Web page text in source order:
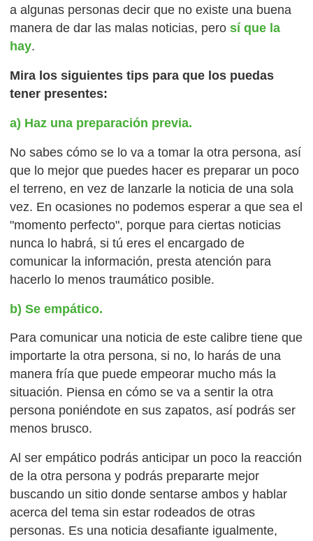
a algunas personas decir que no existe una buena
manera de dar las malas noticias, perosí que la
hay.
Mira los siguientes tips para que los puedas
tener presentes:
a) Haz una preparación previa.
No sabes cómo se lo va a tomar la otra persona, así
que lo mejor que puedes hacer es preparar un poco
el terreno, en vez de lanzarle la noticia de una sola
vez. En ocasiones no podemos esperar a que sea el
"momento perfecto", porque para ciertas noticias
nunca lo habrá, si tú eres el encargado de
comunicar la información, presta atención para
hacerlo lo menos traumático posible.
b) Se empático.
Para comunicar una noticia de este calibre tiene que
importarte la otra persona, si no, lo harás de una
manera fría que puede empeorar mucho más la
situación. Piensa en cómo se va a sentir la otra
persona poniéndote en sus zapatos, así podrás ser
menos brusco.
Al ser empático podrás anticipar un poco la reacción
de la otra persona y podrás prepararte mejor
buscando un sitio donde sentarse ambos y hablar
acerca del tema sin estar rodeados de otras
personas. Es una noticia desafiante igualmente,